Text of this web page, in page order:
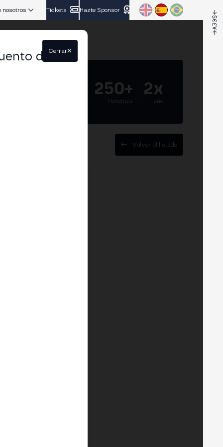
nosotros Tickets Hazte Sponsor
250+
Ponentes
2x
año
Volver al listado
delCerrar